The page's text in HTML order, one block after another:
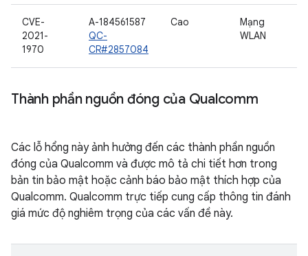
CVE-
2021-
1970
A-184561587
QC-
CR#2857084
Cao
Mạng
WLAN
Thành phần nguồn đóng của Qualcomm
Các lỗ hổng này ảnh hưởng đến các thành phần nguồn
đóng của Qualcomm và được mô tả chi tiết hơn trong
bản tin bảo mật hoặc cảnh báo bảo mật thích hợp của
Qualcomm. Qualcomm trực tiếp cung cấp thông tin đánh
giá mức độ nghiêm trọng của các vấn đề này.